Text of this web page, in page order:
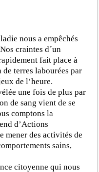
nous a empêchés
craintes d´un
fait place à
de terres labourées par
de l’heure.
une fois de plus par
de sang vient de se
comptons la
d’Actions
mener des activités de
sains,
citoyenne qui nous